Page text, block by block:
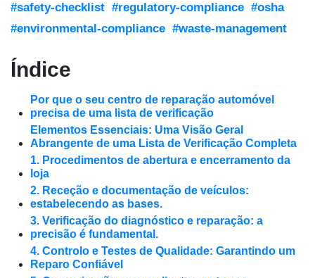
#safety-checklist #regulatory-compliance #osha
#environmental-compliance #waste-management
Índice
Por que o seu centro de reparação automóvel
precisa de uma lista de verificação
Elementos Essenciais: Uma Visão Geral
Abrangente de uma Lista de Verificação Completa
1. Procedimentos de abertura e encerramento da
loja
2. Receção e documentação de veículos:
estabelecendo as bases.
3. Verificação do diagnóstico e reparação: a
precisão é fundamental.
4. Controlo e Testes de Qualidade: Garantindo um
Reparo Confiável